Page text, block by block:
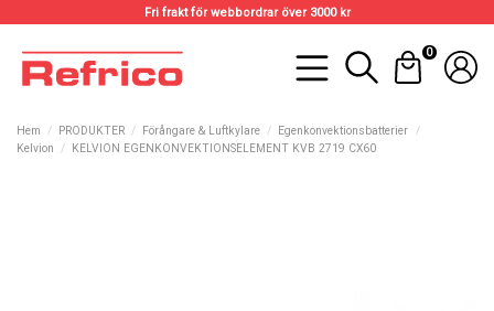
Fri frakt för webbordrar över 3000 kr
0
Hem PRODUKTER Förångare & Luftkylare
Egenkonvektionsbatterier
Kelvion
KELVION EGENKONVEKTIONSELEMENT KVB 2719 CX60